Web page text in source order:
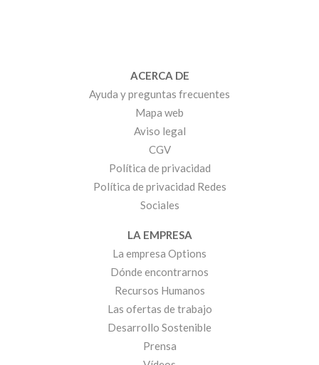
ACERCA DE
Ayuda y preguntas frecuentes
Mapa web
Aviso legal
CGV
Política de privacidad
Política de privacidad Redes
Sociales
LA EMPRESA
La empresa Options
Dónde encontrarnos
Recursos Humanos
Las ofertas de trabajo
Desarrollo Sostenible
Prensa